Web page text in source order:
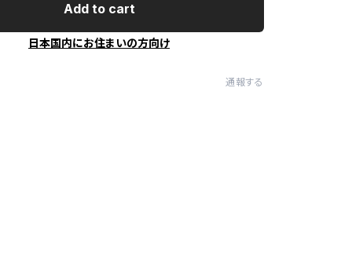
Add to cart
日本国内にお住まいの方向け
通報する